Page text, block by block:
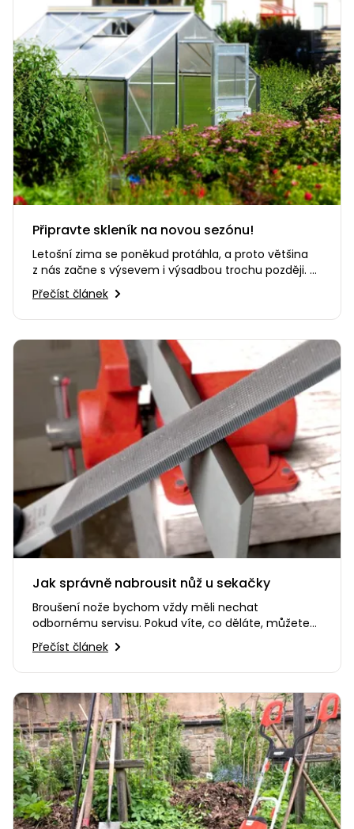
Připravte skleník na novou sezónu!
Letošní zima se poněkud protáhla, a proto většina
z nás začne s výsevem i výsadbou trochu později. Ti
nedočkaví již…
Přečíst článek
Jak správně nabrousit nůž u sekačky
Broušení nože bychom vždy měli nechat
odbornému servisu. Pokud víte, co děláte, můžete
se o nabroušení nože pokusit…
Přečíst článek